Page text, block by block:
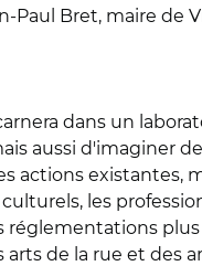
Paul Bret, maire de
dans un
aussi d'imaginer
actions existantes,
les
de la rue et des